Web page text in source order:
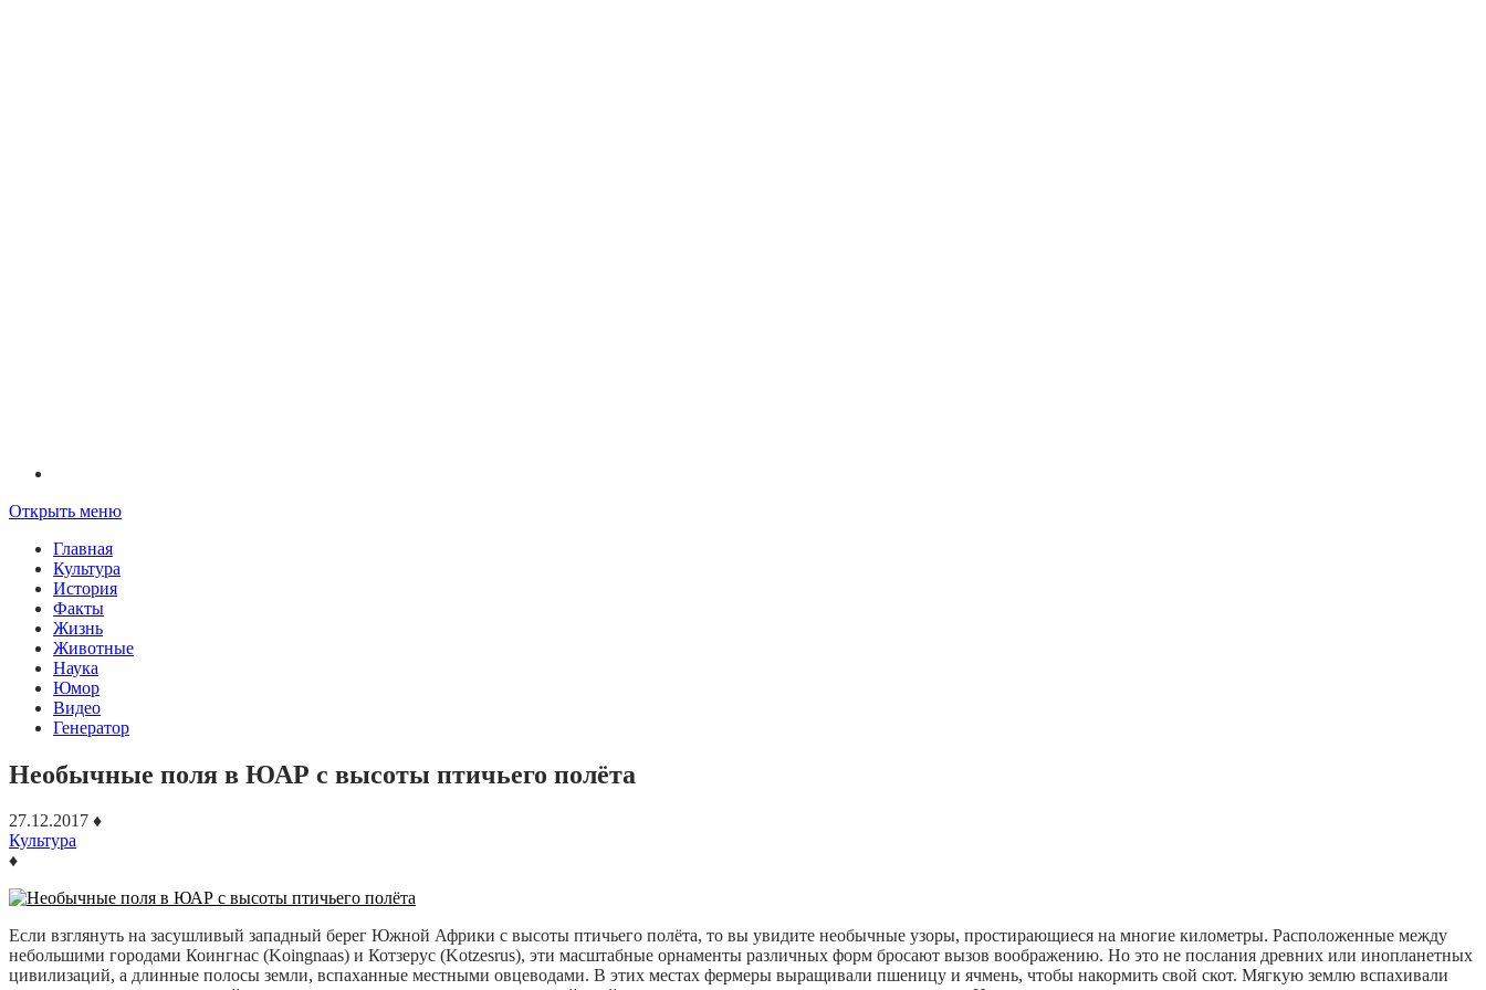
Открыть меню
Главная
Культура
История
Факты
Жизнь
Животные
Наука
Юмор
Видео
Генератор
Необычные поля в ЮАР с высоты птичьего полёта
27.12.2017 ♦
Культура
♦
Если взглянуть на засушливый западный берег Южной Африки с высоты птичьего полёта, то вы увидите необычные узоры, простирающиеся на многие километры. Расположенные между
небольшими городами Коингнас (Koingnaas) и Котзерус (Kotzesrus), эти масштабные орнаменты различных форм бросают вызов воображению. Но это не послания древних или инопланетных
цивилизаций, а длинные полосы земли, вспаханные местными овцеводами. В этих местах фермеры выращивали пшеницу и ячмень, чтобы накормить свой скот. Мягкую землю вспахивали